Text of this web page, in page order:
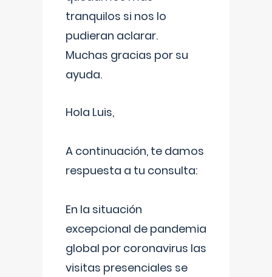
tranquilos si nos lo
pudieran aclarar.
Muchas gracias por su
ayuda.
Hola Luis,
A continuación, te damos
respuesta a tu consulta:
En la situación
excepcional de pandemia
global por coronavirus las
visitas presenciales se